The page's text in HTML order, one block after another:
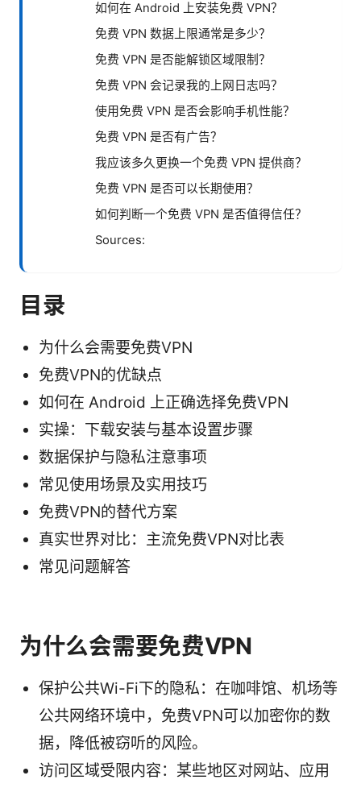
如何在 Android 上安装免费 VPN？
免费 VPN 数据上限通常是多少？
免费 VPN 是否能解锁区域限制？
免费 VPN 会记录我的上网日志吗？
使用免费 VPN 是否会影响手机性能？
免费 VPN 是否有广告？
我应该多久更换一个免费 VPN 提供商？
免费 VPN 是否可以长期使用？
如何判断一个免费 VPN 是否值得信任？
Sources:
目录
为什么会需要免费VPN
免费VPN的优缺点
如何在 Android 上正确选择免费VPN
实操：下载安装与基本设置步骤
数据保护与隐私注意事项
常见使用场景及实用技巧
免费VPN的替代方案
真实世界对比：主流免费VPN对比表
常见问题解答
为什么会需要免费VPN
保护公共Wi-Fi下的隐私：在咖啡馆、机场等
公共网络环境中，免费VPN可以加密你的数
据，降低被窃听的风险。
访问区域受限内容：某些地区对网站、应用